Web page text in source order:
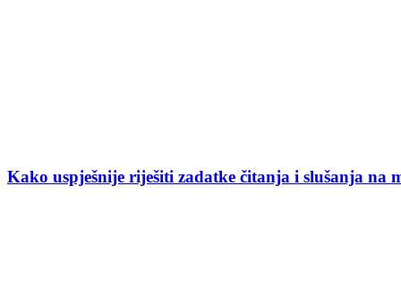
Kako uspješnije riješiti zadatke čitanja i slušanja na